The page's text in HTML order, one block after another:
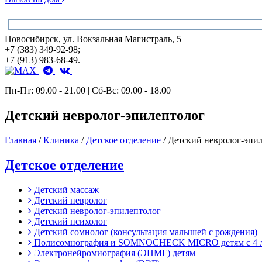
Новосибирск, ул. Вокзальная Магистраль, 5
+7 (383) 349-92-98;
+7 (913) 983-68-49.
Пн-Пт: 09.00 - 21.00 | Сб-Вс: 09.00 - 18.00
Детский невролог-эпилептолог
Главная /Клиника / Детское отделение / Детский невролог-
Детское отделение
Детский массаж
Детский невролог
Детский невролог-эпилептолог
Детский психолог
Детский сомнолог (консультация малышей с рождения)
Полисомнография и SOMNOCHECK MICRO детям с 4
Электронейромиография (ЭНМГ) детям